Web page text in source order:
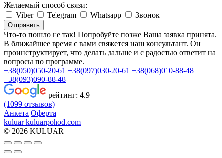
Желаемый способ связи:
Viber
Telegram Whatsapp Звонок
Отправить
Что-то пошло не так! Попробуйте позже Ваша заявка принята.
В ближайшее время с вами свяжется наш консультант. Он
проинструктирует, что делать дальше и с радостью ответит на
вопросы по программе.
+38(050)050-20-61 +38(097)030-20-61 +38(068)010-88-48
+38(093)090-88-48
рейтинг: 4.9
(1099 отзывов)
Анкета Оферта
kuluar kuluarpohod.com
© 2026 KULUAR